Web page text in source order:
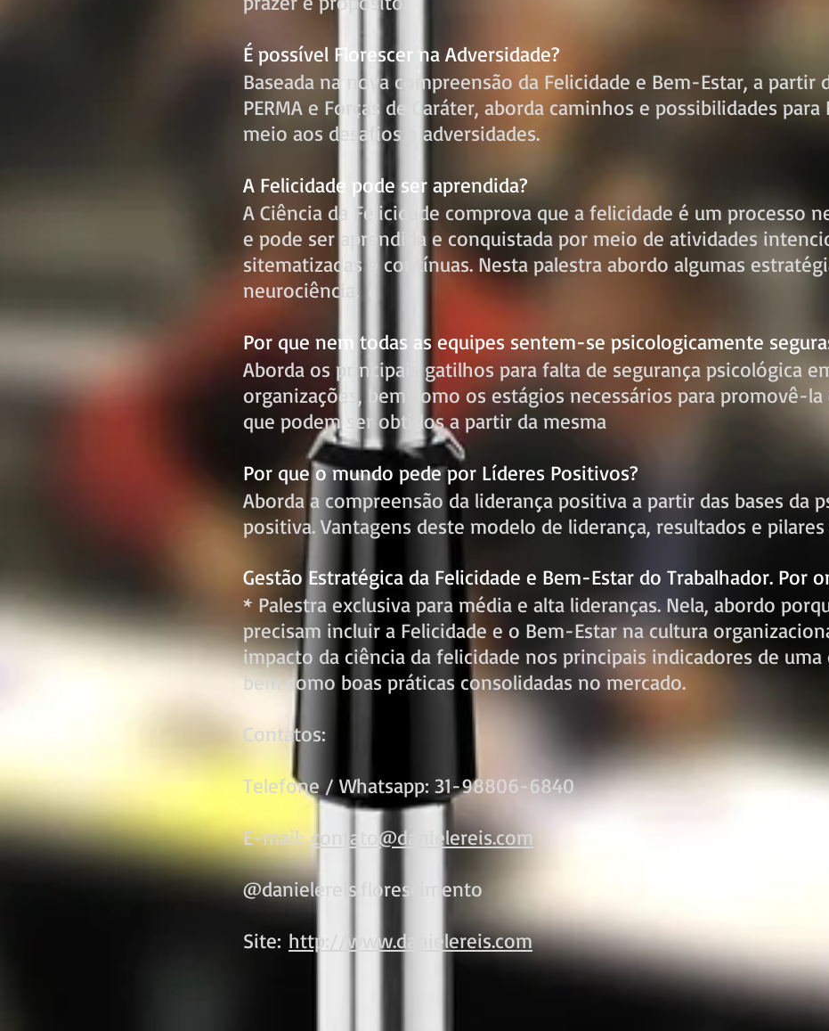
É possível Florescer na Adversidade?
Baseada na nova compreensão da Felicidade e Bem-Estar, a partir
PERMA e Forças de Caráter, aborda caminhos e possibilidades para
meio aos desafios e adversidades.
A Felicidade pode ser aprendida?
A Ciência da Felicidade comprova que a felicidade é um processo
e pode ser aprendida e conquistada por meio de atividades
sitematizadas e contínuas. Nesta palestra abordo algumas
neurociência.
Por que nem todas as equipes sentem-se psicologicamente
Aborda os principais gatilhos para falta de segurança psicológica
organizações, bem como os estágios necessários para promovê-
que podem ser obtidos a partir da mesma
Por que o mundo pede por Líderes Positivos?
Aborda a compreensão da liderança positiva a partir das bases da
positiva. Vantagens deste modelo de liderança, resultados e pilares
Gestão Estratégica da Felicidade e Bem-Estar do Trabalhador. Por
* Palestra exclusiva para média e alta lideranças. Nela, abordo
precisam incluir a Felicidade e o Bem-Estar na cultura
impacto da ciência da felicidade nos principais indicadores de uma
bem como boas práticas consolidadas no mercado.
Contatos:
Telefone / Whatsapp: 31-98806-6840
E-mail: contato@danielereis.com
@danielereis.florescimento
Site: http://www.danielereis.com